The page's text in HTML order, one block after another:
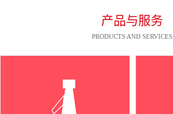
产品与服务
PRODUCTS AND SERVICES